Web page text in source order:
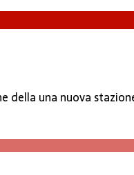
una nuova